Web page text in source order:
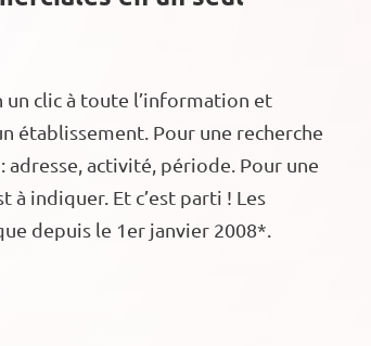
un clic à toute l’information et
établissement. Pour une recherche
activité, période. Pour une
à indiquer. Et c’est parti ! Les
depuis le 1er janvier 2008*.